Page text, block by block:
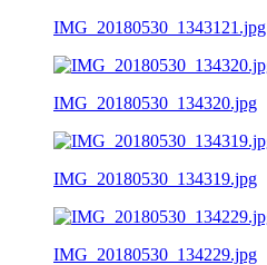
IMG_20180530_1343121.jpg
IMG_20180530_134320.jpg
IMG_20180530_134319.jpg
IMG_20180530_134229.jpg